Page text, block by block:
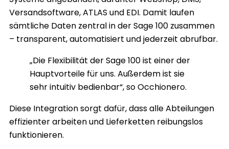
Versandsoftware, ATLAS und EDI. Damit laufen
sämtliche Daten zentral in der Sage 100 zusammen
– transparent, automatisiert und jederzeit abrufbar.
„Die Flexibilität der Sage 100 ist einer der
Hauptvorteile für uns. Außerdem ist sie
sehr intuitiv bedienbar“, so Occhionero.
Diese Integration sorgt dafür, dass alle Abteilungen
effizienter arbeiten und Lieferketten reibungslos
funktionieren.